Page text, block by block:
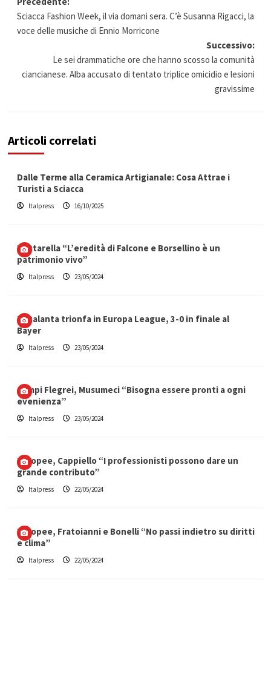
Navigazione
articolo
Sciacca Fashion Week, il via domani sera. C’è Susanna Rigacci, la
voce delle musiche di Ennio Morricone
Successivo:
Le sei drammatiche ore che hanno scosso la comunità
ciancianese. Alba accusato di tentato triplice omicidio e lesioni
gravissime
Articoli correlati
Dalle Terme alla Ceramica Artigianale: Cosa Attrae i
Turisti a Sciacca
Italpress 16/10/2025
Mattarella “L’eredità di Falcone e Borsellino è un
patrimonio vivo”
Italpress 23/05/2024
L’Atalanta trionfa in Europa League, 3-0 in finale al
Bayer
Italpress 23/05/2024
Campi Flegrei, Musumeci “Bisogna essere pronti a ogni
evenienza”
Italpress 23/05/2024
Europee, Cappiello “I professionisti possono dare un
grande contributo”
Italpress 22/05/2024
Europee, Fratoianni e Bonelli “No passi indietro su diritti
e clima”
Italpress 22/05/2024